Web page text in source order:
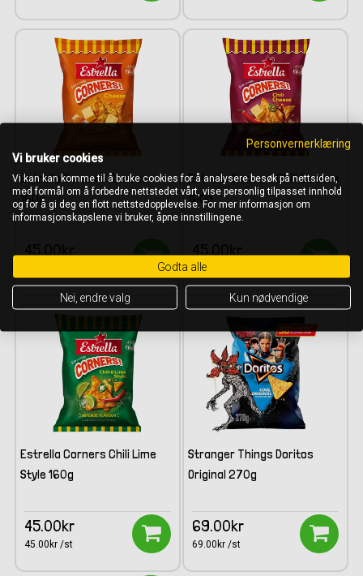
Estrella Corners Cheese
160g
45.00kr
Estrella Corners Chili Cheese
160g
45.00kr
45.00kr /st
Estrella Corners Chili Lime
Style 160g
45.00kr
45.00kr /st
Stranger Things Doritos
Original 270g
69.00kr
69.00kr /st
Personvernerklæring
Vi bruker cookies
Vi kan kan komme til å bruke cookies for å analysere besøk på nettsiden,
med formål om å forbedre nettstedet vårt, vise personlig tilpasset innhold
og for å gi deg en flott nettstedopplevelse. For mer informasjon om
informasjonskapslene vi bruker, åpne innstillingene.
Godta alle
Nei, endre valg Kun nødvendige